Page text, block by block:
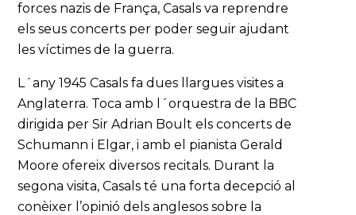
forces nazis de França, Casals va reprendre
els seus concerts per poder seguir ajudant
les víctimes de la guerra.
L´any 1945 Casals fa dues llargues visites a
Anglaterra. Toca amb l´orquestra de la BBC
dirigida per Sir Adrian Boult els concerts de
Schumann i Elgar, i amb el pianista Gerald
Moore ofereix diversos recitals. Durant la
segona visita, Casals té una forta decepció al
conèixer l’opinió dels anglesos sobre la